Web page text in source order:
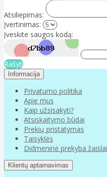
Atsiliepimas:
Įvertinimas:
Įveskite saugos kodą:
Rašyti
Informacija
Privatumo politika
Apie mus
Kaip užsisakyti?
Atsiskaitymo būdai
Prekių pristatymas
Taisyklės
Didmeninė prekyba
Klientų aptarnavimas